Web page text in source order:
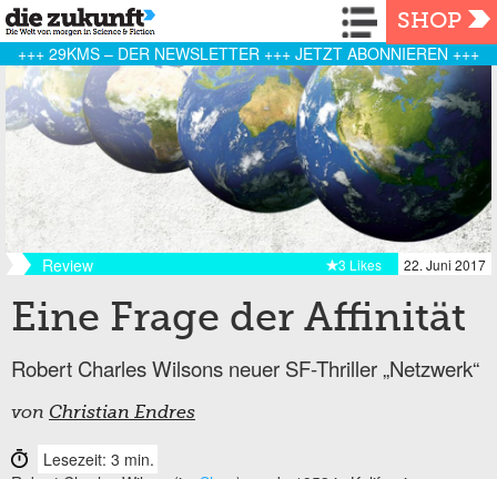
Navigation
SHOP
+++ 29KMS – DER NEWSLETTER +++ JETZT ABONNIEREN +++
Review 22. Juni 2017
3 Likes
Eine Frage der Affinität
Robert Charles Wilsons neuer SF-Thriller „Netzwerk“
von Christian Endres
Lesezeit: 3 min.